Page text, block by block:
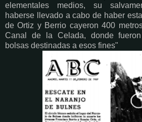
elementales medios, su
haberse llevado a cabo de haber
de Ortiz y Berrio cayeron 400
Canal de la Celada, donde
bolsas destinadas a esos fines"